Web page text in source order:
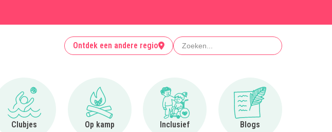
Ontdek een andere regio Zoeken
Clubjes
Ga naar Clubjes
Op kamp
Ga naar Op kamp
Inclusief
Ga naar Inclusief
Blogs
Ga naar Blogs